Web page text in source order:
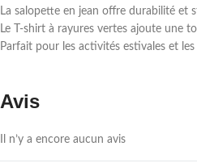
La salopette en jean offre durabilité et
Le T-shirt à rayures vertes ajoute une
Parfait pour les activités estivales et
Avis
Il n’y a encore aucun avis